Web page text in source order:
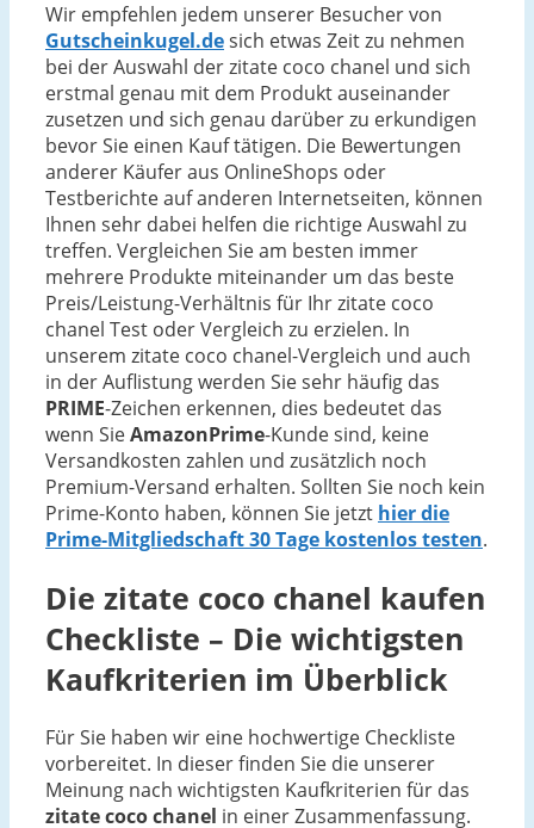
Wir empfehlen jedem unserer Besucher von
Gutscheinkugel.desich etwas Zeit zu nehmen
bei der Auswahl der zitate coco chanel und sich
erstmal genau mit dem Produkt auseinander
zusetzen und sich genau darüber zu erkundigen
bevor Sie einen Kauf tätigen. Die Bewertungen
anderer Käufer aus OnlineShops oder
Testberichte auf anderen Internetseiten, können
Ihnen sehr dabei helfen die richtige Auswahl zu
treffen. Vergleichen Sie am besten immer
mehrere Produkte miteinander um das beste
Preis/Leistung-Verhältnis für Ihr zitate coco
chanel Test oder Vergleich zu erzielen. In
unserem zitate coco chanel-Vergleich und auch
in der Auflistung werden Sie sehr häufig das
PRIME-Zeichen erkennen, dies bedeutet das
wenn SieAmazonPrime-Kunde sind, keine
Versandkosten zahlen und zusätzlich noch
Premium-Versand erhalten. Sollten Sie noch kein
Prime-Konto haben, können Sie jetzt hier die
Prime-Mitgliedschaft 30 Tage kostenlos testen.
Die zitate coco chanel kaufen
Checkliste – Die wichtigsten
Kaufkriterien im Überblick
Für Sie haben wir eine hochwertige Checkliste
vorbereitet. In dieser finden Sie die unserer
Meinung nach wichtigsten Kaufkriterien für das
zitate coco chanel in einer Zusammenfassung.